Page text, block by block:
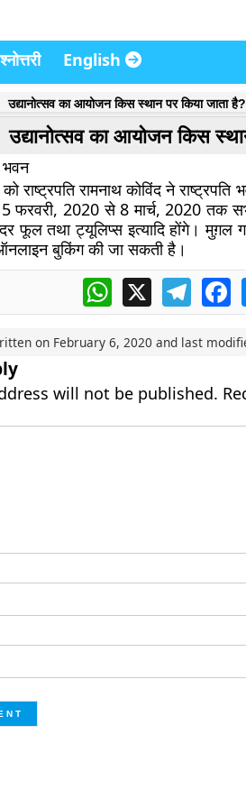
English
उद्यानोत्सव का आयोजन किस स्थान पर किया जाता है?
उद्यानोत्सव का आयोजन किस
भवन
राष्ट्रपति रामनाथ कोविंद ने
5 फरवरी, 2020 से 8 मार्च, 2020 तक
फूल तथा ट्यूलिप्स इत्यादि होंगे। मुग़ल
बुकिंग की जा सकती है।
WhatsApp
X
on February 6, 2020 and last
will not be published.